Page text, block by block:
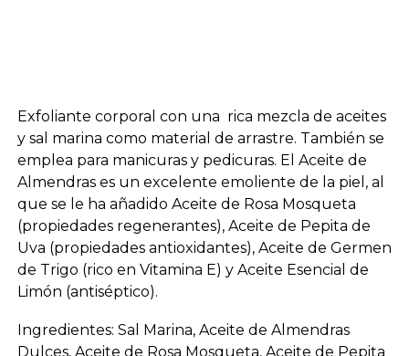
Exfoliante corporal con una rica mezcla de aceites
y sal marina como material de arrastre. También se
emplea para manicuras y pedicuras. El Aceite de
Almendras es un excelente emoliente de la piel, al
que se le ha añadido Aceite de Rosa Mosqueta
(propiedades regenerantes), Aceite de Pepita de
Uva (propiedades antioxidantes), Aceite de Germen
de Trigo (rico en Vitamina E) y Aceite Esencial de
Limón (antiséptico).
Ingredientes: Sal Marina, Aceite de Almendras
Dulces, Aceite de Rosa Mosqueta, Aceite de Pepita